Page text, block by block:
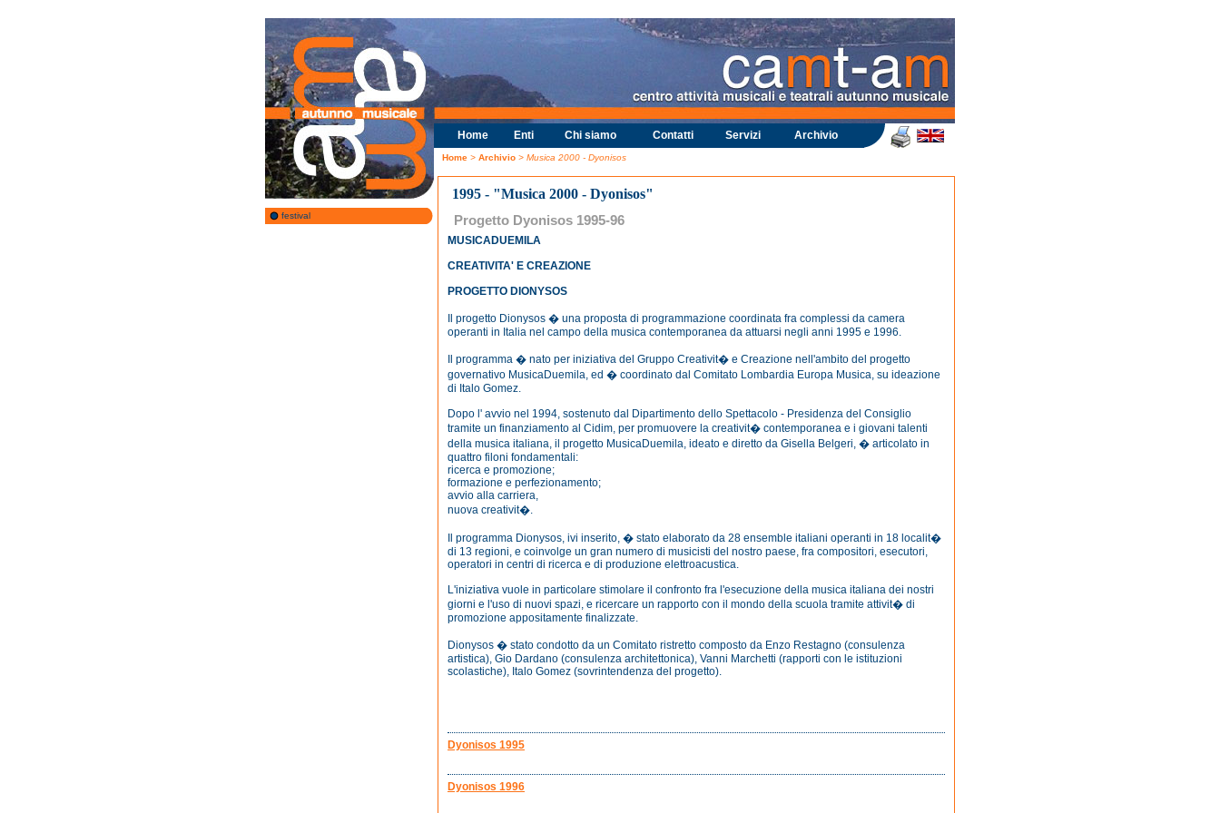
festival
Home Enti Chi siamo Contatti Servizi Archivio
Home > Archivio > Musica 2000 - Dyonisos
1995 - "Musica 2000 - Dyonisos"
Progetto Dyonisos 1995-96
MUSICADUEMILA
CREATIVITA' E CREAZIONE
PROGETTO DIONYSOS
Il progetto Dionysos � una proposta di programmazione coordinata fra complessi da camera
operanti in Italia nel campo della musica contemporanea da attuarsi negli anni 1995 e 1996.
Il programma � nato per iniziativa del Gruppo Creativit� e Creazione nell'ambito del progetto
governativo MusicaDuemila, ed � coordinato dal Comitato Lombardia Europa Musica, su ideazione
di Italo Gomez.
Dopo l' avvio nel 1994, sostenuto dal Dipartimento dello Spettacolo - Presidenza del Consiglio
tramite un finanziamento al Cidim, per promuovere la creativit� contemporanea e i giovani talenti
della musica italiana, il progetto MusicaDuemila, ideato e diretto da Gisella Belgeri, � articolato in
quattro filoni fondamentali:
ricerca e promozione;
formazione e perfezionamento;
avvio alla carriera,
nuova creativit�.
Il programma Dionysos, ivi inserito, � stato elaborato da 28 ensemble italiani operanti in 18 localit�
di 13 regioni, e coinvolge un gran numero di musicisti del nostro paese, fra compositori, esecutori,
operatori in centri di ricerca e di produzione elettroacustica.
L'iniziativa vuole in particolare stimolare il confronto fra l'esecuzione della musica italiana dei nostri
giorni e l'uso di nuovi spazi, e ricercare un rapporto con il mondo della scuola tramite attivit� di
promozione appositamente finalizzate.
Dionysos � stato condotto da un Comitato ristretto composto da Enzo Restagno (consulenza
artistica), Gio Dardano (consulenza architettonica), Vanni Marchetti (rapporti con le istituzioni
scolastiche), Italo Gomez (sovrintendenza del progetto).
Dyonisos 1995
Dyonisos 1996